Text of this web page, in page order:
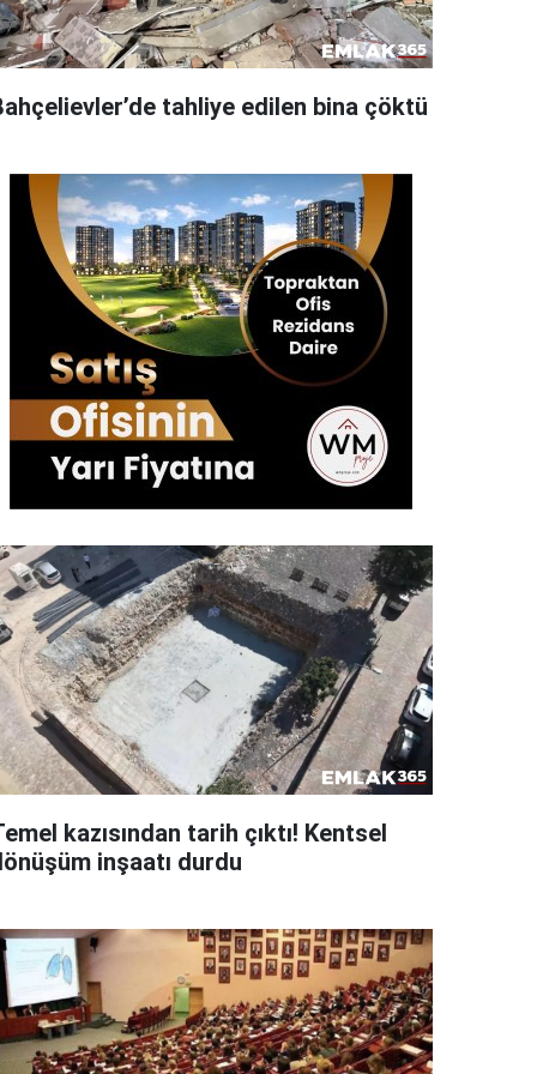
tahliye edilen bina çöktü
kazısından tarih çıktı! Kentsel
inşaatı durdu